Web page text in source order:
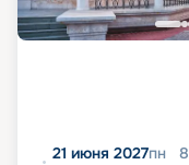
21 июня 2027пн 8